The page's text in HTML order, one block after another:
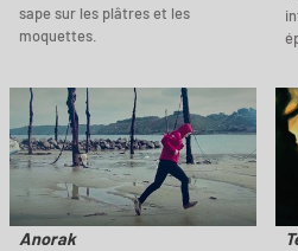
sape sur les plâtres et les
moquettes.
Anorak